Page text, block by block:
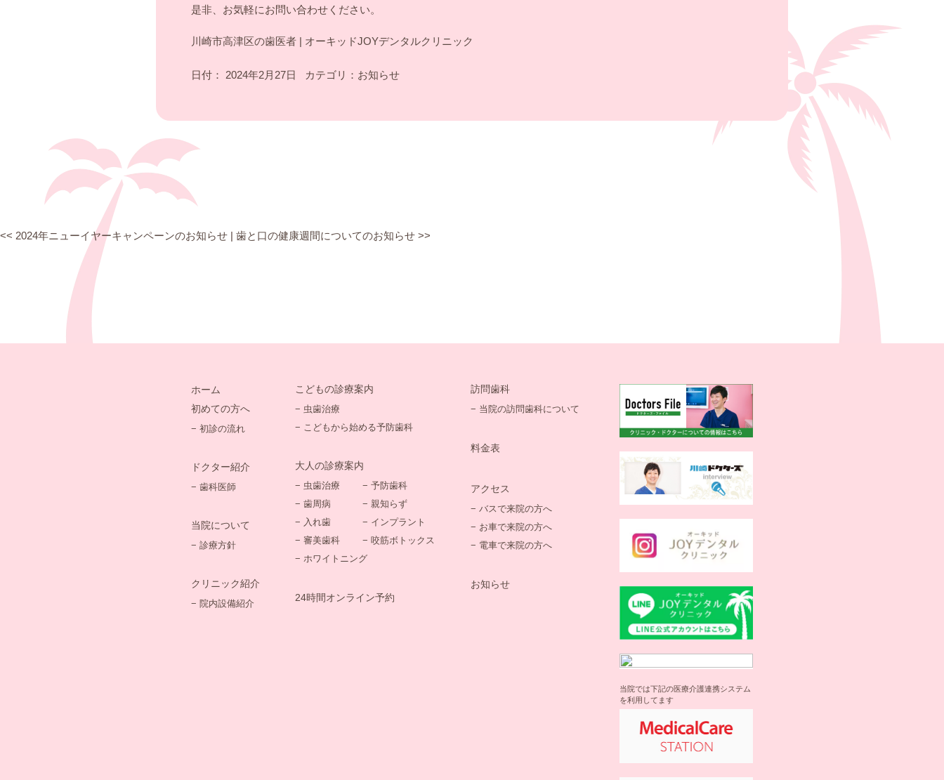
是非、お気軽にお問い合わせください。
川崎市高津区の歯医者 | オーキッドJOYデンタルクリニック
日付： 2024年2月27日 カテゴリ： お知らせ
<< 2024年ニューイヤーキャンペーンのお知らせ | 歯と口の健康週間についてのお知らせ >>
ホーム
初めての方へ
− 初診の流れ
ドクター紹介
− 歯科医師
当院について
− 診療方針
クリニック紹介
− 院内設備紹介
こどもの診療案内
− 虫歯治療
− こどもから始める予防歯科
大人の診療案内
− 虫歯治療
− 予防歯科
− 歯周病
− 親知らず
− 入れ歯
− インプラント
− 審美歯科
− 咬筋ボトックス
− ホワイトニング
24時間オンライン予約
訪問歯科
− 当院の訪問歯科について
料金表
アクセス
− バスで来院の方へ
− お車で来院の方へ
− 電車で来院の方へ
お知らせ
当院では下記の医療介護連携システム
を利用してます